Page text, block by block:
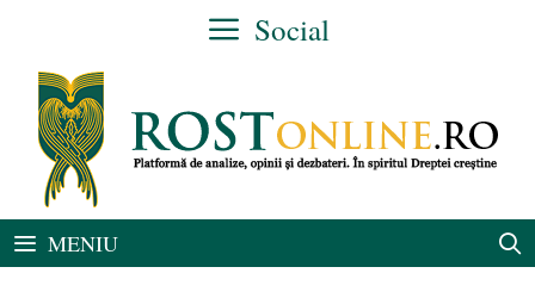
conținut
Social
MENIU